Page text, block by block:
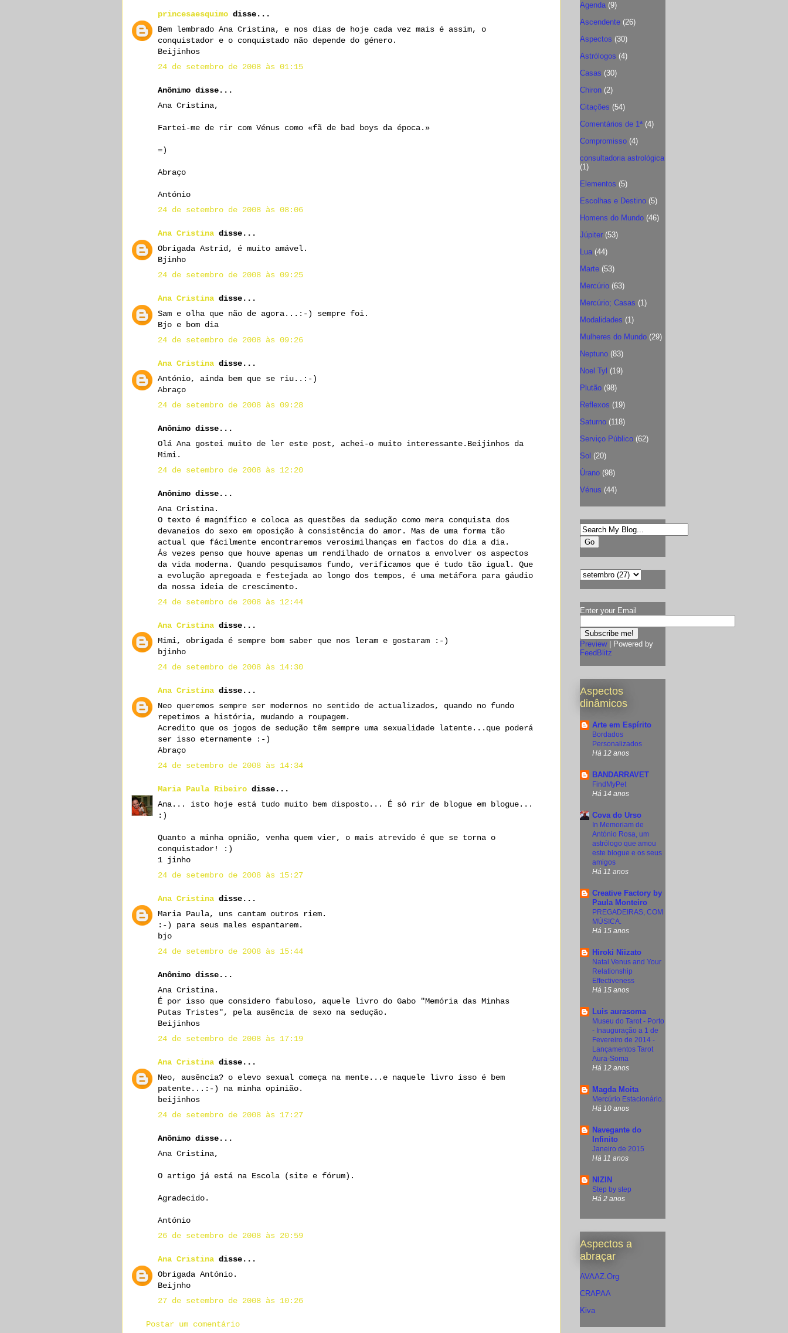
princesaesquimo disse...
Bem lembrado Ana Cristina, e nos dias de hoje cada vez mais é assim, o
conquistador e o conquistado não depende do género.
Beijinhos
24 de setembro de 2008 às 01:15
Anônimo disse...
Ana Cristina,
Fartei-me de rir com Vénus como «fã de bad boys da época.»
=)
Abraço
António
24 de setembro de 2008 às 08:06
Ana Cristina disse...
Obrigada Astrid, é muito amável.
Bjinho
24 de setembro de 2008 às 09:25
Ana Cristina disse...
Sam e olha que não de agora...:-) sempre foi.
Bjo e bom dia
24 de setembro de 2008 às 09:26
Ana Cristina disse...
António, ainda bem que se riu..:-)
Abraço
24 de setembro de 2008 às 09:28
Anônimo disse...
Olá Ana gostei muito de ler este post, achei-o muito interessante.Beijinhos da
Mimi.
24 de setembro de 2008 às 12:20
Anônimo disse...
Ana Cristina.
O texto é magnífico e coloca as questões da sedução como mera conquista dos
devaneios do sexo em oposição à consistência do amor. Mas de uma forma tão
actual que fácilmente encontraremos verosimilhanças em factos do dia a dia.
Ás vezes penso que houve apenas um rendilhado de ornatos a envolver os aspectos
da vida moderna. Quando pesquisamos fundo, verificamos que é tudo tão igual. Que
a evolução apregoada e festejada ao longo dos tempos, é uma metáfora para gáudio
da nossa ideia de crescimento.
24 de setembro de 2008 às 12:44
Ana Cristina disse...
Mimi, obrigada é sempre bom saber que nos leram e gostaram :-)
bjinho
24 de setembro de 2008 às 14:30
Ana Cristina disse...
Neo queremos sempre ser modernos no sentido de actualizados, quando no fundo
repetimos a história, mudando a roupagem.
Acredito que os jogos de sedução têm sempre uma sexualidade latente...que poderá
ser isso eternamente :-)
Abraço
24 de setembro de 2008 às 14:34
Maria Paula Ribeiro disse...
Ana... isto hoje está tudo muito bem disposto... É só rir de blogue em blogue...
:)
Quanto a minha opnião, venha quem vier, o mais atrevido é que se torna o
conquistador! :)
1 jinho
24 de setembro de 2008 às 15:27
Ana Cristina disse...
Maria Paula, uns cantam outros riem.
:-) para seus males espantarem.
bjo
24 de setembro de 2008 às 15:44
Anônimo disse...
Ana Cristina.
É por isso que considero fabuloso, aquele livro do Gabo "Memória das Minhas
Putas Tristes", pela ausência de sexo na sedução.
Beijinhos
24 de setembro de 2008 às 17:19
Ana Cristina disse...
Neo, ausência? o elevo sexual começa na mente...e naquele livro isso é bem
patente...:-) na minha opinião.
beijinhos
24 de setembro de 2008 às 17:27
Anônimo disse...
Ana Cristina,
O artigo já está na Escola (site e fórum).
Agradecido.
António
26 de setembro de 2008 às 20:59
Ana Cristina disse...
Obrigada António.
Beijnho
27 de setembro de 2008 às 10:26
Postar um comentário
Agenda (9)
Ascendente (26)
Aspectos (30)
Astrólogos (4)
Casas (30)
Chiron (2)
Citações (54)
Comentários de 1ª (4)
Compromisso (4)
consultadoria astrológica
(1)
Elementos (5)
Escolhas e Destino (5)
Homens do Mundo (46)
Júpiter (53)
Lua (44)
Marte (53)
Mercúrio (63)
Mercúrio; Casas (1)
Modalidades (1)
Mulheres do Mundo (29)
Neptuno (83)
Noel Tyl (19)
Plutão (98)
Reflexos (19)
Saturno (118)
Serviço Público (62)
Sol (20)
Úrano (98)
Vénus (44)
Enter your Email
Preview| Powered by
FeedBlitz
Aspectos
dinâmicos
Arte em Espírito
Bordados
Personalizados
Há 12 anos
BANDARRAVET
FindMyPet
Há 14 anos
Cova do Urso
In Memoriam de
António Rosa, um
astrólogo que amou
este blogue e os seus
amigos
Há 11 anos
Creative Factory by
Paula Monteiro
PREGADEIRAS, COM
MÚSICA.
Há 15 anos
Hiroki Niizato
Natal Venus and Your
Relationship
Effectiveness
Há 15 anos
Luis aurasoma
Museu do Tarot - Porto
- Inauguração a 1 de
Fevereiro de 2014 -
Lançamentos Tarot
Aura-Soma
Há 12 anos
Magda Moita
Mercúrio Estacionário.
Há 10 anos
Navegante do
Infinito
Janeiro de 2015
Há 11 anos
NIZIN
Step by step
Há 2 anos
Aspectos a
abraçar
AVAAZ.Org
CRAPAA
Kiva